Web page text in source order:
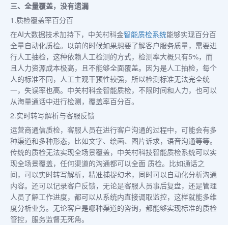
三、全量覆盖，没有遗漏
1.质检覆盖率百分百
在AI大数据技术加持下，中关村科金智能质检系统能够实现百分百
全量自动化质检。以前的时候如果想要了解客户服务质量，需要进
行人工抽检，这种依赖人工检测的方式，检测率大概只有5%，而
且人力资源成本极高，且不能够全面覆盖。因为是人工抽检，每个
人的标准不同，人工主观干预性较强，所以检测标准无法完全统
一，失误率也高。中关村科金智能质检，不限时间和人力，也可以
从海量通话中进行检测，覆盖率百分百。
2.实时转写解析与客服反馈
运营商通信质检，客服人员在进行客户沟通的过程中，可能会有多
种渠道和多种形态，比如文字、绘画、图片诉求，语音沟通等等。
传统的质检无法实现全场景覆盖，中关村科技智能质检系统可以实
现全场景覆盖，任何渠道的沟通都可以全面 质检。比如通话之
间，可以实时转写解析，精准捕捉幻术，同时可以自动化分析沟通
内容。还可以记录客户反馈，无论是客服人员事后复盘，还是管理
人员了解工作进度，都可以从系统内直接调取监控，这样就能多维
度分析业务。无论客户是哪种渠道的咨询，都能够实现标准的质检
管控，服务监督无死角。